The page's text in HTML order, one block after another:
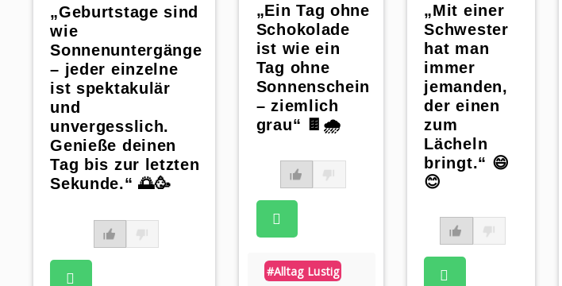
„Geburtstage sind
wie
Sonnenuntergänge
– jeder einzelne
ist spektakulär
und
unvergesslich.
Genieße deinen
Tag bis zur letzten
Sekunde.“ 🌅🥳
„Ein Tag ohne
Schokolade
ist wie ein
Tag ohne
Sonnenschein
– ziemlich
grau“ 🍫🌧️
#alltag Lustig
„Mit einer
Schwester
hat man
immer
jemanden,
der einen
zum
Lächeln
bringt.“ 😄
😊